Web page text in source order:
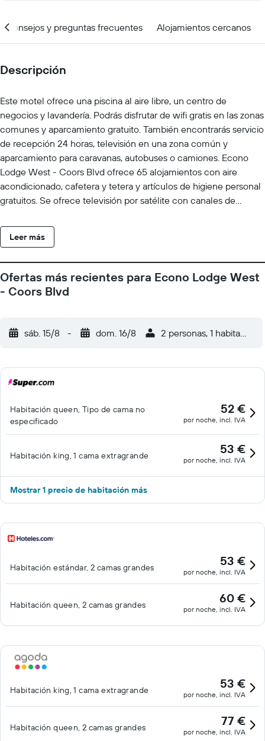
Consejos y preguntas frecuentes Alojamientos cercanos
Descripción
Este motel ofrece una piscina al aire libre, un centro de
negocios y lavandería. Podrás disfrutar de wifi gratis en las zonas
comunes y aparcamiento gratuito. También encontrarás servicio
de recepción 24 horas, televisión en una zona común y
aparcamiento para caravanas, autobuses o camiones. Econo
Lodge West - Coors Blvd ofrece 65 alojamientos con aire
acondicionado, cafetera y tetera y artículos de higiene personal
gratuitos. Se ofrece televisión por satélite con canales de
combinadas. Este motel en Albuquerque ofrece acceso a
Internet wifi gratis. Los servicios para las personas de negocios
restricciones). Se ofrece servicio de limpieza todos los días y es
posible solicitar tabla de planchar con plancha. Los servicios de
Leer más
Ofertas más recientes para Econo Lodge West
- Coors Blvd
sáb. 15/8 - dom. 16/8 2 personas, 1 habitación
Habitación queen, Tipo de cama no
especificado
52 €
por noche, incl. IVA
Habitación king, 1 cama extragrande 53 €
por noche, incl. IVA
Mostrar 1 precio de habitación más
Habitación estándar, 2 camas grandes 53 €
por noche, incl. IVA
Habitación queen, 2 camas grandes 60 €
por noche, incl. IVA
Habitación king, 1 cama extragrande 53 €
por noche, incl. IVA
Habitación queen, 2 camas grandes 77 €
por noche, incl. IVA